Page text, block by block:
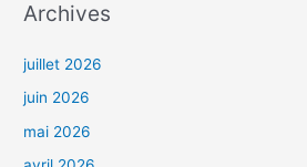
Archives
juillet 2026
juin 2026
mai 2026